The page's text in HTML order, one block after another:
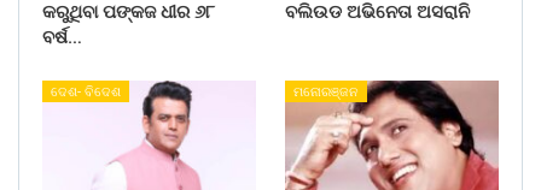
କରୁଥିବା ପଙ୍କଜ ଧୀର ୬୮
ବର୍ଷ…
ବଲିଉଡ ଅଭିନେତା ଅସରାନି
ଦେଶ- ବିଦେଶ ମନୋରଞ୍ଜନ